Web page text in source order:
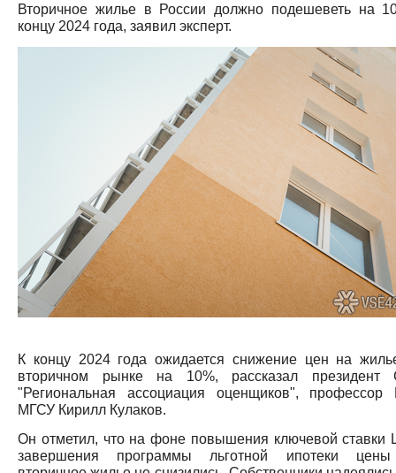
Вторичное жилье в России должно подешеветь на
концу 2024 года, заявил эксперт.
К концу 2024 года ожидается снижение цен на
вторичном рынке на 10%, рассказал президент
"Региональная ассоциация оценщиков",
МГСУ Кирилл Кулаков.
Он отметил, что на фоне повышения ключевой ставки
завершения программы льготной ипотеки